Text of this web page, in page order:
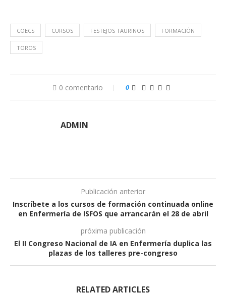
COECS CURSOS FESTEJOS TAURINOS FORMACIÓN
TOROS
0 comentario 0
ADMIN
Publicación anterior
Inscríbete a los cursos de formación continuada online
en Enfermería de ISFOS que arrancarán el 28 de abril
próxima publicación
El II Congreso Nacional de IA en Enfermería duplica las
plazas de los talleres pre-congreso
RELATED ARTICLES